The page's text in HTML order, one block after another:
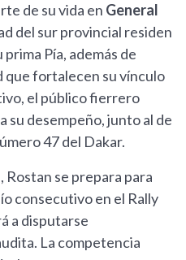
de su vida en General
del sur provincial residen
Pía, además de
que fortalecen su vínculo
el público fierrero
su desempeño, junto al de
47 del Dakar.
Rostan se prepara para
consecutivo en el Rally
a disputarse
La competencia